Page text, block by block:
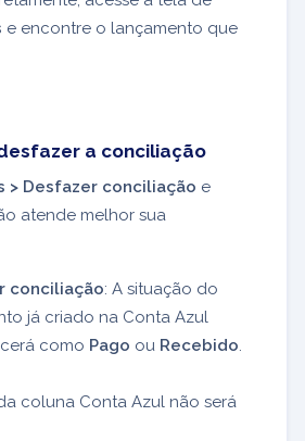
e encontre o lançamento que
a conciliação
> Desfazer conciliação e
atende melhor sua
conciliação: A situação do
já criado na Conta Azul
como Pago ou Recebido
coluna Conta Azul não será